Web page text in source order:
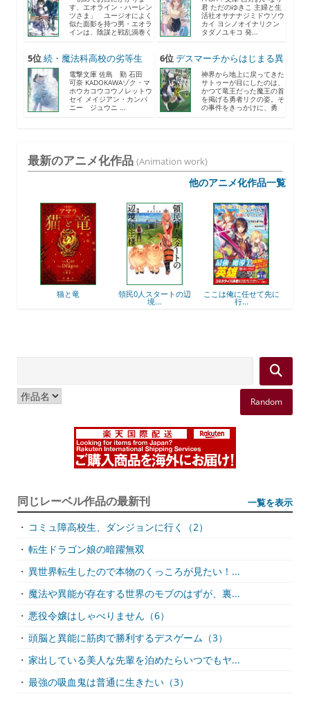
す、エオライン・ハーレン
ツさま」 ユージオによく
似た面影を持つ男・エオラ
インは、陰謀と戦乱渦巻く
君 ただのゆきこ 主婦と生
活社オサナナジミドウソウ
カイ ヨシノオイナリクン
タダノユキコ 発...
5位続・魔法科高校の劣等生
メ...
電撃文庫 佐島 勤 石田
可奈 KADOKAWAゾク・マ
ホウカコウコウノレットウ
セイ メイジアン・カンパ
ニー ジュウニ ...
6位デスマーチからはじまる異
世...
神界から地上に戻ってきた
サトゥーが目にしたのは、
かつて竜王だった魔王の首
を掲げる勇者リクの姿。そ
の事件をきっかけに、勇
最新のアニメ化作品 (Animation work)
他のアニメ化作品一覧
猫と竜 領民0人スタートの辺
境...
ここは俺に任せて先に
行...
Random
同じレーベル作品の最新刊 一覧を表示
・ コミュ障高校生、ダンジョンに行く（2）
・ 転生ドラゴン娘の暗躍無双
・ 異世界転生したので本物のくっころが見たい！...
・ 魔法や異能が存在する世界のモブのはずが、裏...
・ 悪役令嬢はしゃべりません（6）
・ 頭脳と異能に筋肉で勝利するデスゲーム（3）
・ 家出している美人な先輩を泊めたらいつでもヤ...
・ 最強の吸血鬼は普通に生きたい（3）